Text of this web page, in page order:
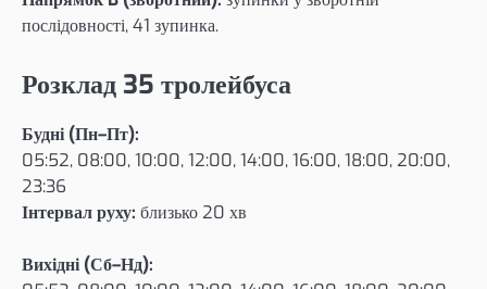
послідовності, 41 зупинка.
Розклад 35 тролейбуса
Будні (Пн–Пт):
05:52, 08:00, 10:00, 12:00, 14:00, 16:00, 18:00, 20:00,
23:36
Інтервал руху: близько 20 хв
Вихідні (Сб–Нд):